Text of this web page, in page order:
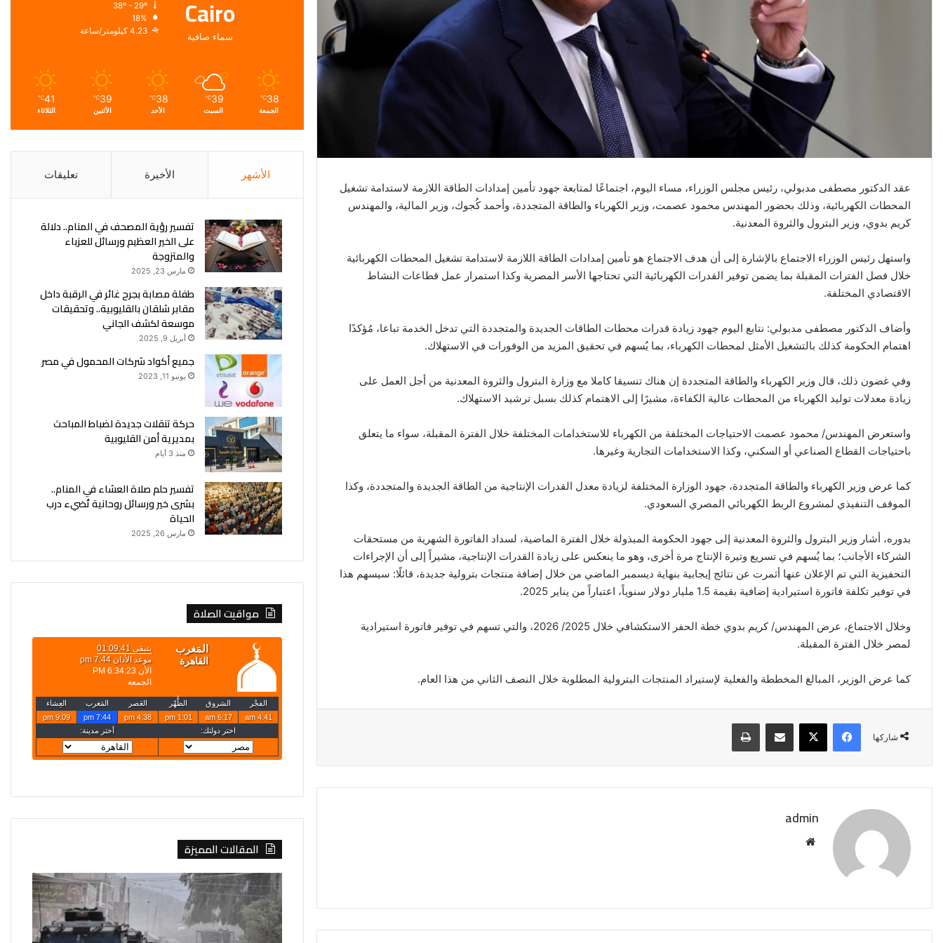
عقد الدكتور مصطفى مدبولي، رئيس مجلس الوزراء، مساء اليوم، اجتماعًا لمتابعة جهود تأمين إمدادات الطاقة اللازمة لاستدامة تشغيل
المحطات الكهربائية، وذلك بحضور المهندس محمود عصمت، وزير الكهرباء والطاقة المتجددة، وأحمد كُجوك، وزير المالية، والمهندس
كريم بدوي، وزير البترول والثروة المعدنية.
واستهل رئيس الوزراء الاجتماع بالإشارة إلى أن هدف الاجتماع هو تأمين إمدادات الطاقة اللازمة لاستدامة تشغيل المحطات الكهربائية
خلال فصل الفترات المقبلة بما يضمن توفير القدرات الكهربائية التي تحتاجها الأسر المصرية وكذا استمرار عمل قطاعات النشاط
الاقتصادي المختلفة.
وأضاف الدكتور مصطفى مدبولي: نتابع اليوم جهود زيادة قدرات محطات الطاقات الجديدة والمتجددة التي تدخل الخدمة تباعا، مُؤكدًا
اهتمام الحكومة كذلك بالتشغيل الأمثل لمحطات الكهرباء، بما يُسهم في تحقيق المزيد من الوفورات في الاستهلاك.
وفي غضون ذلك، قال وزير الكهرباء والطاقة المتجددة إن هناك تنسيقا كاملا مع وزارة البترول والثروة المعدنية من أجل العمل على
زيادة معدلات توليد الكهرباء من المحطات عالية الكفاءة، مشيرًا إلى الاهتمام كذلك بسبل ترشيد الاستهلاك.
واستعرض المهندس/ محمود عصمت الاحتياجات المختلفة من الكهرباء للاستخدامات المختلفة خلال الفترة المقبلة، سواء ما يتعلق
باحتياجات القطاع الصناعي أو السكني، وكذا الاستخدامات التجارية وغيرها.
كما عرض وزير الكهرباء والطاقة المتجددة، جهود الوزارة المختلفة لزيادة معدل القدرات الإنتاجية من الطاقة الجديدة والمتجددة، وكذا
الموقف التنفيذي لمشروع الربط الكهربائي المصري السعودي.
بدوره، أشار وزير البترول والثروة المعدنية إلى جهود الحكومة المبذولة خلال الفترة الماضية، لسداد الفاتورة الشهرية من مستحقات
الشركاء الأجانب؛ بما يُسهم في تسريع وتيرة الإنتاج مرة أخرى، وهو ما ينعكس على زيادة القدرات الإنتاجية، مشيراً إلى أن الإجراءات
التحفيزية التي تم الإعلان عنها أثمرت عن نتائج إيجابية بنهاية ديسمبر الماضي من خلال إضافة منتجات بترولية جديدة، قائلًا: سيسهم هذا
في توفير تكلفة فاتورة استيرادية إضافية بقيمة 1.5 مليار دولار سنوياً، اعتباراً من يناير 2025.
وخلال الاجتماع، عرض المهندس/ كريم بدوي خطة الحفر الاستكشافي خلال 2025/ 2026، والتي تسهم في توفير فاتورة استيرادية
لمصر خلال الفترة المقبلة.
كما عرض الوزير، المبالغ المخططة والفعلية لإستيراد المنتجات البترولية المطلوبة خلال النصف الثاني من هذا العام.
شاركها
فيسبوك ‫X مشاركة عبر البريد طباعة
admin
Cairo
سماء صافية
18%
4.23 كيلومتر/ساعة
38
℃
الجمعة
39
℃
السبت
38
℃
الأحد
39
℃
الأثنين
41
℃
الثلاثاء
الأشهر الأخيرة تعليقات
تفسير رؤية المصحف في المنام.. دلالة
على الخير العظيم ورسائل للعزباء
والمتزوجة
مارس 23, 2025
طفلة مصابة بجرح غائر في الرقبة داخل
مقابر شلقان بالقليوبية.. وتحقيقات
موسعة لكشف الجاني
أبريل 9, 2025
جميع أكواد شركات المحمول في مصر
يونيو 11, 2023
حركة تنقلات جديدة لضباط المباحث
بمديرية أمن القليوبية
منذ 3 أيام
تفسير حلم صلاة العشاء في المنام..
بشرى خير ورسائل روحانية تُضيء درب
الحياة
مارس 26, 2025
مواقيت الصلاة
المقالات المميزة
حركة
اتفاقية
محافظة
القدس
تدعو
لتحرك
دولي
الصين
تفرض